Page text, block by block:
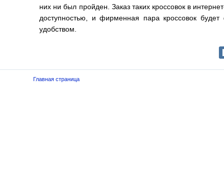
них ни был пройден. Заказ таких кроссовок в
доступностью, и фирменная пара кроссовок
удобством.
Главная страница